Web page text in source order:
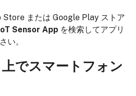
Store または Google Play ストア
Sensor App を検索してアプリ
い。
でスマートフォン